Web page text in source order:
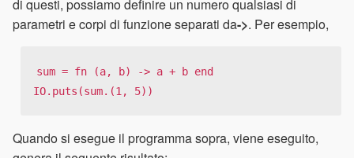
di questi, possiamo definire un numero qualsiasi di
parametri e corpi di funzione separati da->. Per esempio,
sum = fn (a, b) -> a + b end
IO.puts(sum.(1, 5))
Quando si esegue il programma sopra, viene eseguito,